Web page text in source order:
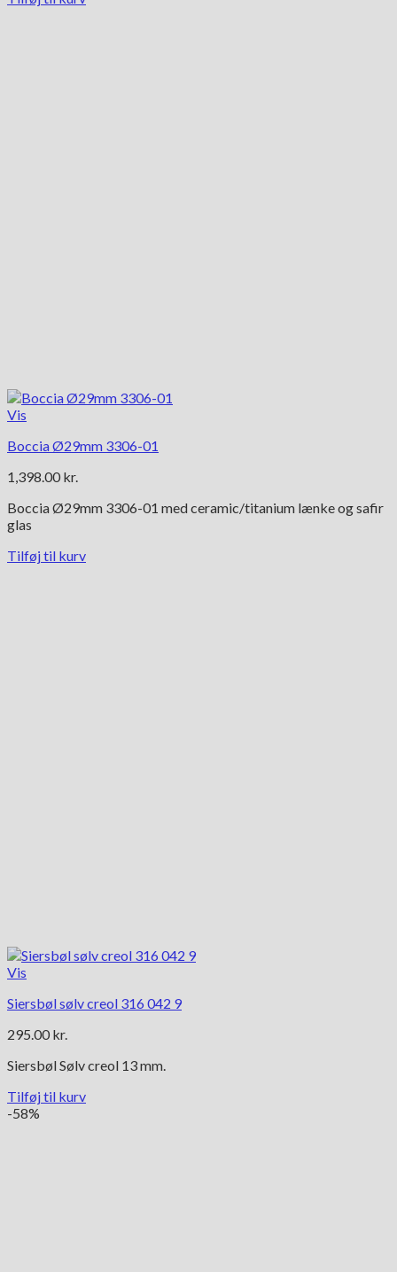
Vis
Boccia Ø29mm 3306-01
1,398.00 kr.
Boccia Ø29mm 3306-01 med ceramic/titanium lænke og safir
glas
Tilføj til kurv
Vis
Siersbøl sølv creol 316 042 9
295.00 kr.
Siersbøl Sølv creol 13 mm.
Tilføj til kurv
-58%